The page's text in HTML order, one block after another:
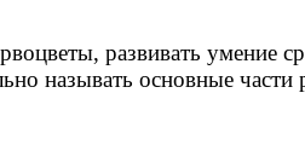
развивать умение
называть основные части